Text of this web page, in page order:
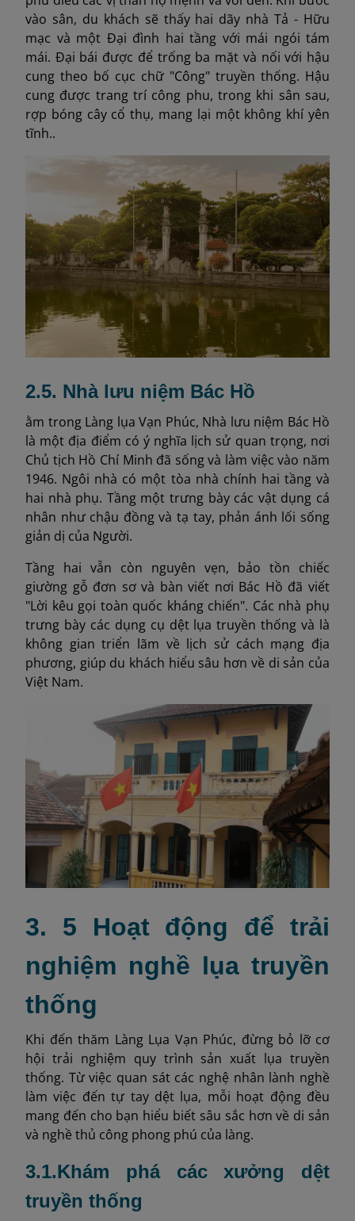
vào sân, du khách sẽ thấy hai dãy nhà Tả - Hữu
mạc và một Đại đình hai tầng với mái ngói tám
mái. Đại bái được để trống ba mặt và nối với hậu
cung theo bố cục chữ "Công" truyền thống. Hậu
cung được trang trí công phu, trong khi sân sau,
rợp bóng cây cổ thụ, mang lại một không khí yên
tĩnh..
2.5. Nhà lưu niệm Bác Hồ
ằm trong Làng lụa Vạn Phúc, Nhà lưu niệm Bác Hồ
là một địa điểm có ý nghĩa lịch sử quan trọng, nơi
Chủ tịch Hồ Chí Minh đã sống và làm việc vào năm
1946. Ngôi nhà có một tòa nhà chính hai tầng và
hai nhà phụ. Tầng một trưng bày các vật dụng cá
nhân như chậu đồng và tạ tay, phản ánh lối sống
giản dị của Người.
Tầng hai vẫn còn nguyên vẹn, bảo tồn chiếc
giường gỗ đơn sơ và bàn viết nơi Bác Hồ đã viết
"Lời kêu gọi toàn quốc kháng chiến". Các nhà phụ
trưng bày các dụng cụ dệt lụa truyền thống và là
không gian triển lãm về lịch sử cách mạng địa
phương, giúp du khách hiểu sâu hơn về di sản của
Việt Nam.
3. 5 Hoạt động để trải
nghiệm nghề lụa truyền
thống
Khi đến thăm Làng Lụa Vạn Phúc, đừng bỏ lỡ cơ
hội trải nghiệm quy trình sản xuất lụa truyền
thống. Từ việc quan sát các nghệ nhân lành nghề
làm việc đến tự tay dệt lụa, mỗi hoạt động đều
mang đến cho bạn hiểu biết sâu sắc hơn về di sản
và nghề thủ công phong phú của làng.
3.1.Khám phá các xưởng dệt
truyền thống